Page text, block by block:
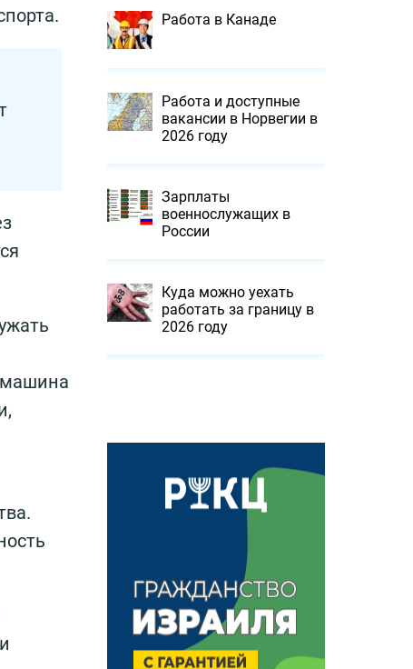
машина
Работа в Канаде
Работа и доступные
вакансии в Норвегии в
2026 году
Зарплаты
военнослужащих в
России
Куда можно уехать
работать за границу в
2026 году